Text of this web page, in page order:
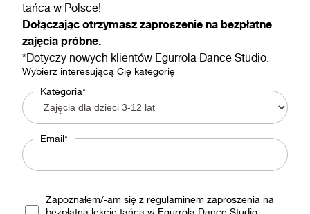
tańca w Polsce!
Dołączając otrzymasz zaproszenie na bezpłatne
zajęcia próbne.
*Dotyczy nowych klientów Egurrola Dance Studio.
Wybierz interesującą Cię kategorię
Kategoria*
Email*
Zapoznałem/-am się z regulaminem zaproszenia na